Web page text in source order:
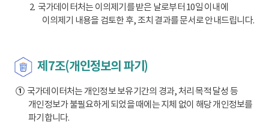
2. 국가데이터처는 이의제기를 받은 날로부터 10일 이내에
이의제기 내용을 검토한 후, 조치 결과를 문서로 안내드립니다.
제7조(개인정보의 파기)
①국가데이터처는 개인정보 보유기간의 경과, 처리 목적 달성 등
개인정보가 불필요하게 되었을 때에는 지체 없이 해당 개인정보를
파기합니다.